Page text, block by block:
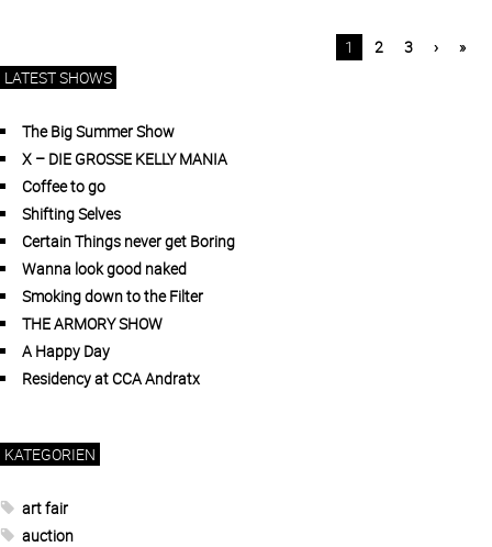
1 2 3 ›
»
LATEST SHOWS
The Big Summer Show
X – DIE GROSSE KELLY MANIA
Coffee to go
Shifting Selves
Certain Things never get Boring
Wanna look good naked
Smoking down to the Filter
THE ARMORY SHOW
A Happy Day
Residency at CCA Andratx
KATEGORIEN
art fair
auction